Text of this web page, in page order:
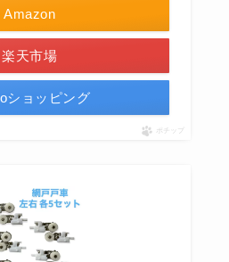
Amazon
楽天市場
ショッピング
ポチップ